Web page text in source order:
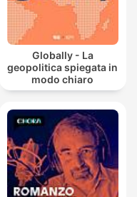
Globally - La
geopolitica spiegata in
modo chiaro